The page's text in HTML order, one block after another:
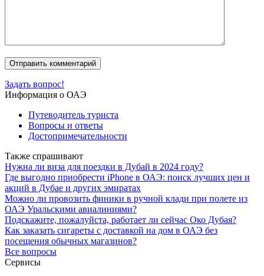
Задать вопрос!
Информация о ОАЭ
Путеводитель туриста
Вопросы и ответы
Достопримечательности
Также спрашивают
Нужна ли виза для поездки в Дубай в 2024 году?
Где выгодно приобрести iPhone в ОАЭ: поиск лучших цен и
акций в Дубае и других эмиратах
Можно ли провозить финики в ручной клади при полете из
ОАЭ Уральскими авиалиниями?
Подскажите, пожалуйста, работает ли сейчас Око Дубая?
Как заказать сигареты с доставкой на дом в ОАЭ без
посещения обычных магазинов?
Все вопросы
Сервисы